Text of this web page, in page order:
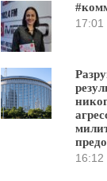
17:01
16:12